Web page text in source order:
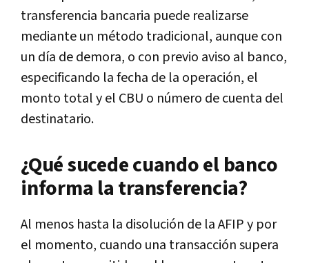
transferencia bancaria puede realizarse
mediante un método tradicional, aunque con
un día de demora, o con previo aviso al banco,
especificando la fecha de la operación, el
monto total y el CBU o número de cuenta del
destinatario.
¿Qué sucede cuando el banco
informa la transferencia?
Al menos hasta la disolución de la AFIP y por
el momento, cuando una transacción supera